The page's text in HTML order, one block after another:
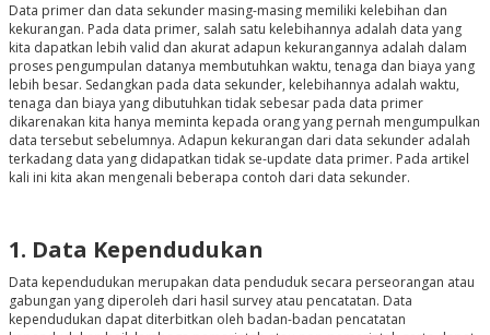
Data primer dan data sekunder masing-masing memiliki kelebihan dan
kekurangan. Pada data primer, salah satu kelebihannya adalah data yang
kita dapatkan lebih valid dan akurat adapun kekurangannya adalah dalam
proses pengumpulan datanya membutuhkan waktu, tenaga dan biaya yang
lebih besar. Sedangkan pada data sekunder, kelebihannya adalah waktu,
tenaga dan biaya yang dibutuhkan tidak sebesar pada data primer
dikarenakan kita hanya meminta kepada orang yang pernah mengumpulkan
data tersebut sebelumnya. Adapun kekurangan dari data sekunder adalah
terkadang data yang didapatkan tidak se-update data primer. Pada artikel
kali ini kita akan mengenali beberapa contoh dari data sekunder.
1. Data Kependudukan
Data kependudukan merupakan data penduduk secara perseorangan atau
gabungan yang diperoleh dari hasil survey atau pencatatan. Data
kependudukan dapat diterbitkan oleh badan-badan pencatatan